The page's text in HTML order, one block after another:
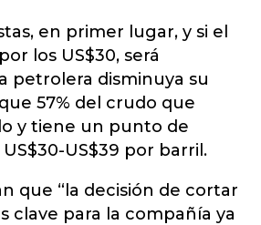
en primer lugar, y si el
los US$30, será
petrolera disminuya su
57% del crudo que
y tiene un punto de
US$39 por barril.
que “la decisión de cortar
clave para la compañía ya